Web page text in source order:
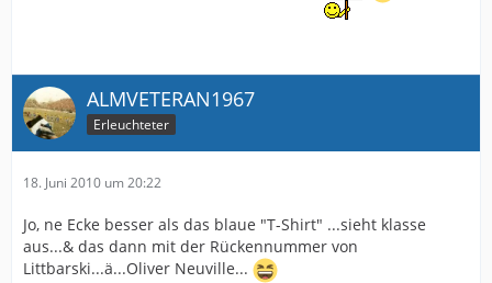
ALMVETERAN1967
Erleuchteter
18. Juni 2010 um 20:22
Jo, ne Ecke besser als das blaue "T-Shirt" ...sieht klasse
aus...& das dann mit der Rückennummer von
Littbarski...ä...Oliver Neuville...